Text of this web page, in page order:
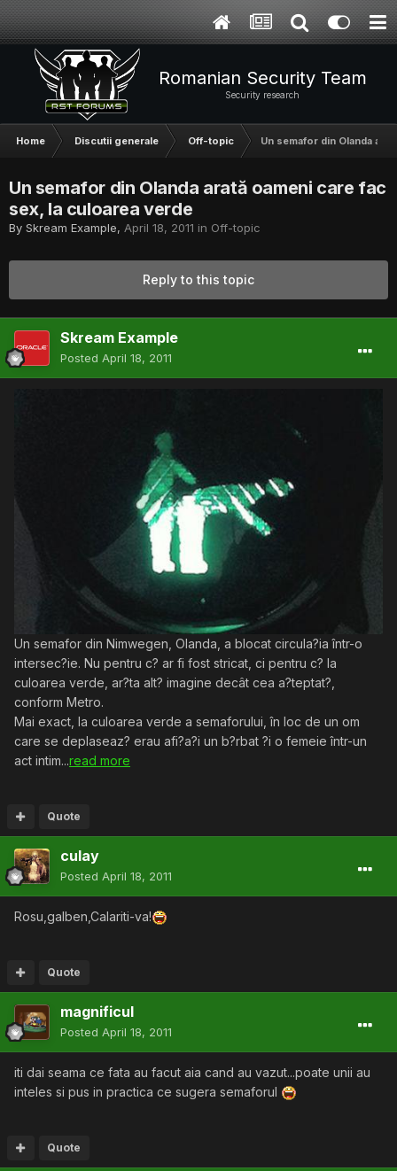
Romanian Security Team
Security research
Home Discutii generale Off-topic Un semafor din Olanda
Un semafor din Olanda arată oameni care fac
sex, la culoarea verde
By Skream Example, April 18, 2011 in Off-topic
Reply to this topic
Skream Example
Posted April 18, 2011
Un semafor din Nimwegen, Olanda, a blocat circula?ia într-o
intersec?ie. Nu pentru c? ar fi fost stricat, ci pentru c? la
culoarea verde, ar?ta alt? imagine decât cea a?teptat?,
conform Metro.
Mai exact, la culoarea verde a semaforului, în loc de un om
care se deplaseaz? erau afi?a?i un b?rbat ?i o femeie într-un
act intim...read more
Quote
culay
Posted April 18, 2011
Rosu,galben,Calariti-va!
Quote
magnificul
Posted April 18, 2011
iti dai seama ce fata au facut aia cand au vazut...poate unii au
inteles si pus in practica ce sugera semaforul
Quote